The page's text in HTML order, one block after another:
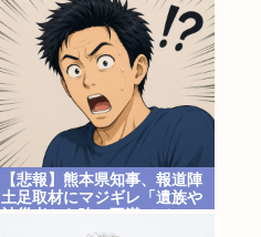
【悲報】熊本県知事、報道陣
土足取材にマジギレ「遺族や
る！」 → 記者「例えば？」